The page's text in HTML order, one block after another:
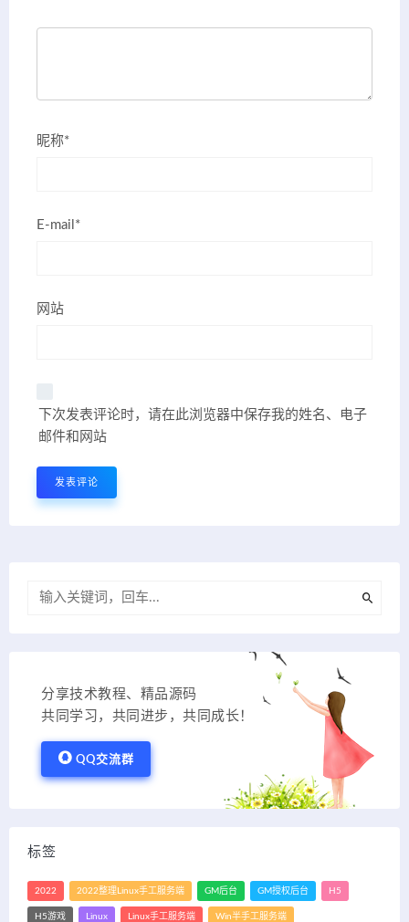
昵称*
E-mail*
网站
下次发表评论时，请在此浏览器中保存我的姓名、电子
邮件和网站
分享技术教程、精品源码
共同学习，共同进步，共同成长！
QQ交流群
标签
2022 2022整理Linux手工服务端 GM后台 GM授权后台 H5
H5游戏 Linux Linux手工服务端 Win半手工服务端